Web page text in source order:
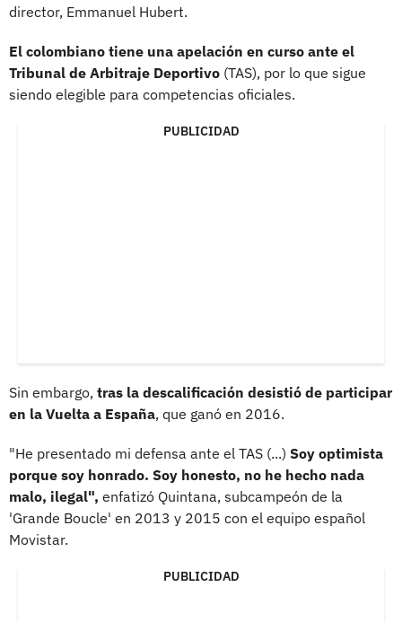
director, Emmanuel Hubert.
El colombiano tiene una apelación en curso ante el
Tribunal de Arbitraje Deportivo (TAS), por lo que sigue
siendo elegible para competencias oficiales.
PUBLICIDAD
Sin embargo, tras la descalificación desistió de participar
en la Vuelta a España, que ganó en 2016.
"He presentado mi defensa ante el TAS (...) Soy optimista
porque soy honrado. Soy honesto, no he hecho nada
malo, ilegal", enfatizó Quintana, subcampeón de la
'Grande Boucle' en 2013 y 2015 con el equipo español
Movistar.
PUBLICIDAD